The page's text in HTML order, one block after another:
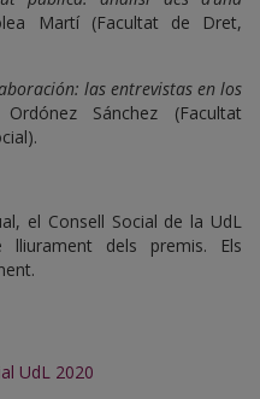
Martí (Facultat de Dret,
las entrevistas en los
Sánchez (Facultat
el Consell Social de la UdL
dels premis. Els
UdL 2020